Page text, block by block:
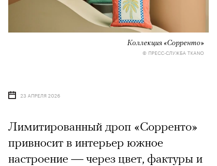
Коллекция «Сорренто»
© ПРЕСС-СЛУЖБА TKANO
23 АПРЕЛЯ 2026
Лимитированный дроп «Сорренто»
привносит в интерьер южное
настроение — через цвет, фактуры и